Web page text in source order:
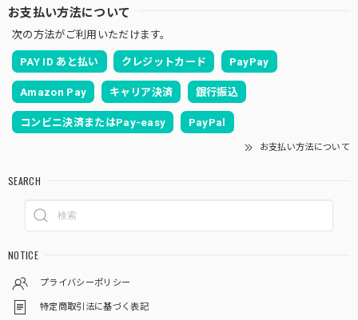
お支払い方法について
次の方法がご利用いただけます。
PAY ID あと払い クレジットカード PayPay
Amazon Pay キャリア決済 銀行振込
コンビニ決済またはPay-easy PayPal
お支払い方法について
SEARCH
NOTICE
プライバシーポリシー
特定商取引法に基づく表記